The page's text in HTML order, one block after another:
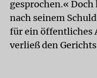
gesprochen.«
nach seinem
für ein öffentliches
verließ den